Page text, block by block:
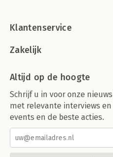
Klantenservice
Zakelijk
Altijd op de hoogte
Schrijf u in voor onze
met relevante interviews
events en de beste acties.